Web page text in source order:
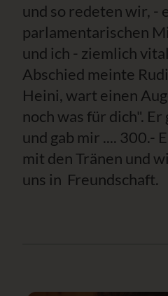
und so redeten wir, -
parlamentarischen
und ich - ziemlich
Abschied meinte
Heini, wart einen
noch was für dich".
und gab mir .... 300.-
mit den Tränen und
uns in Freundschaft.